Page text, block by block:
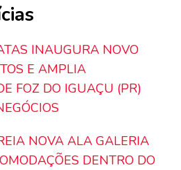
INAUGURA NOVO
E AMPLIA
FOZ DO IGUAÇU (PR)
NOVA ALA GALERIA
DENTRO DO